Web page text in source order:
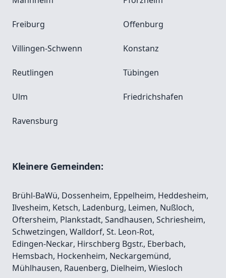
Freiburg Offenburg
Villingen-Schwenn Konstanz
Reutlingen Tübingen
Ulm Friedrichshafen
Ravensburg
Kleinere Gemeinden:
Brühl-BaWü, Dossenheim, Eppelheim, Heddesheim,
Ilvesheim, Ketsch, Ladenburg, Leimen, Nußloch,
Oftersheim, Plankstadt, Sandhausen, Schriesheim,
Schwetzingen, Walldorf, St. Leon-Rot,
Edingen-Neckar, Hirschberg Bgstr., Eberbach,
Hemsbach, Hockenheim, Neckargemünd,
Mühlhausen, Rauenberg, Dielheim, Wiesloch